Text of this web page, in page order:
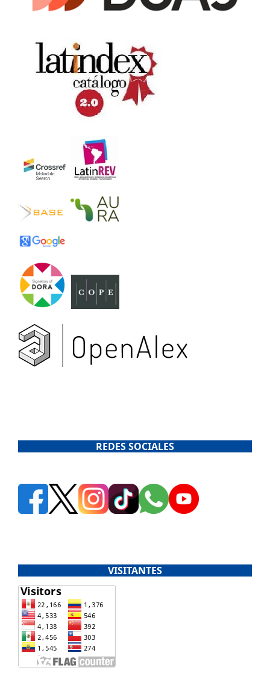
REDES SOCIALES
VISITANTES